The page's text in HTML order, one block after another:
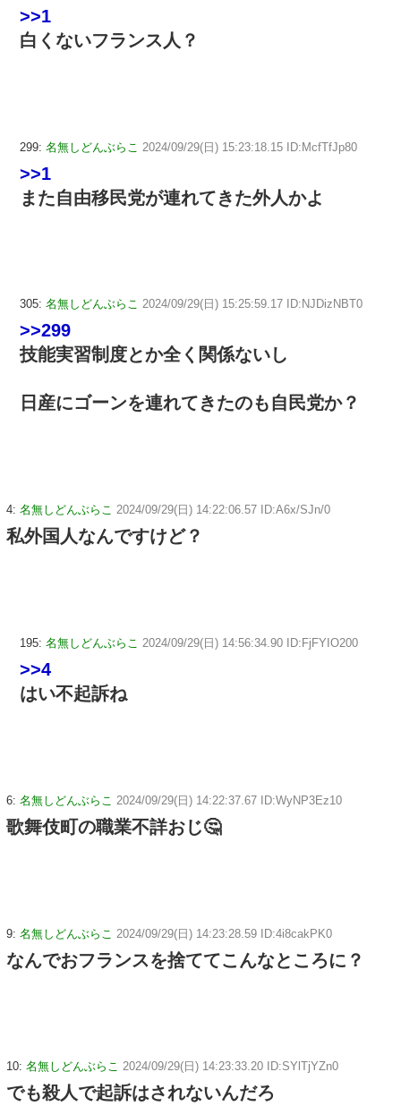
>>1
白くないフランス人？
299: 名無しどんぶらこ 2024/09/29(日) 15:23:18.15 ID:McfTfJp80
>>1
また自由移民党が連れてきた外人かよ
305: 名無しどんぶらこ 2024/09/29(日) 15:25:59.17 ID:NJDizNBT0
>>299
技能実習制度とか全く関係ないし
日産にゴーンを連れてきたのも自民党か？
4: 名無しどんぶらこ 2024/09/29(日) 14:22:06.57 ID:A6x/SJn/0
私外国人なんですけど？
195: 名無しどんぶらこ 2024/09/29(日) 14:56:34.90 ID:FjFYIO200
>>4
はい不起訴ね
6: 名無しどんぶらこ 2024/09/29(日) 14:22:37.67 ID:WyNP3Ez10
歌舞伎町の職業不詳おじ🤔
9: 名無しどんぶらこ 2024/09/29(日) 14:23:28.59 ID:4i8cakPK0
なんでおフランスを捨ててこんなところに？
10: 名無しどんぶらこ 2024/09/29(日) 14:23:33.20 ID:SYlTjYZn0
でも殺人で起訴はされないんだろ